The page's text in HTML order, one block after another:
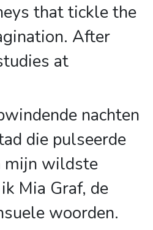
that tickle the
After
at
nachten
die pulseerde
mijn wildste
Mia Graf, de
woorden.